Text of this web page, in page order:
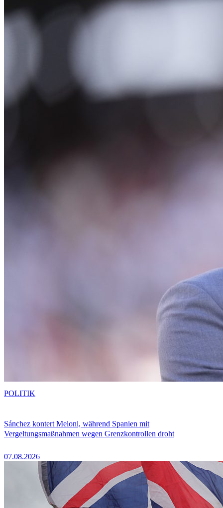
Sánchez kontert Meloni, während Spanien mit
Vergeltungsmaßnahmen wegen Grenzkontrollen droht
07.08.2026
POLITIK